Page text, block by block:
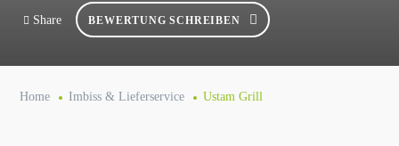
Share BEWERTUNG SCHREIBEN
Home Imbiss & Lieferservice Ustam Grill